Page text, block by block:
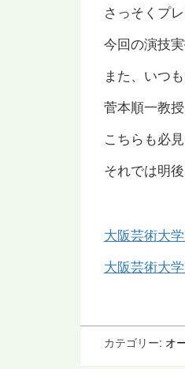
さっそくプ
今回の演技
また、いつ
菅本順一教
こちらも必
それでは明
大阪芸術大
大阪芸術大
カテゴリー: オ